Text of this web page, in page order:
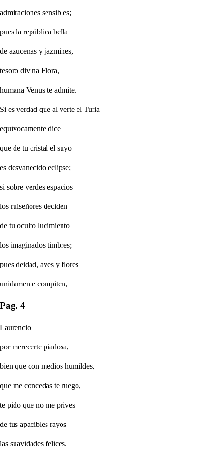
admiraciones sensibles;
pues la república bella
de azucenas y jazmines,
tesoro divina Flora,
humana Venus te admite.
Si es verdad que al verte el Turia
equívocamente dice
que de tu cristal el suyo
es desvanecido eclipse;
si sobre verdes espacios
los ruiseñores deciden
de tu oculto lucimiento
los imaginados timbres;
pues deidad, aves y flores
unidamente compiten,
Pag. 4
Laurencio
por merecerte piadosa,
bien que con medios humildes,
que me concedas te ruego,
te pido que no me prives
de tus apacibles rayos
las suavidades felices.